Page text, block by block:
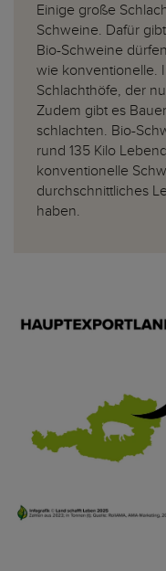
Einige große
Schweine. Dafür
Bio-Schweine
wie konventionelle.
Schlachthöfe, der
Zudem gibt es
schlachten. Bio-
rund 135 Kilo
konventionelle
durchschnittliches
haben.